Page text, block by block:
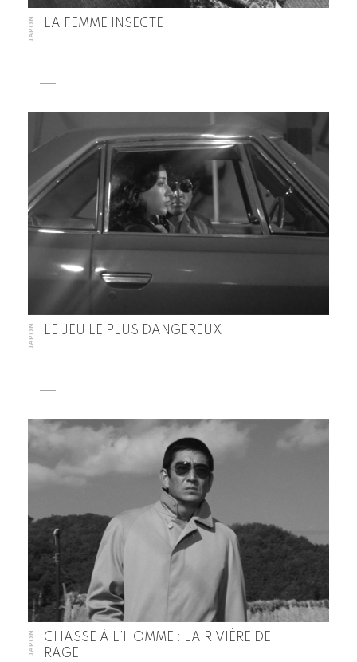
JAPON LA FEMME INSECTE
JAPON LE JEU LE PLUS DANGEREUX
JAPON
CHASSE À L’HOMME : LA RIVIÈRE DE
RAGE